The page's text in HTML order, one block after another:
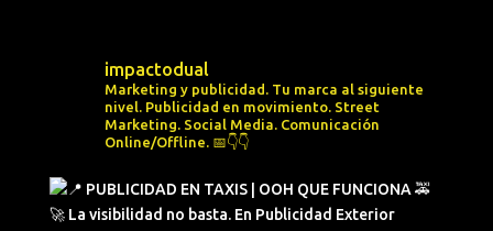
impactodual
Marketing y publicidad. Tu marca al siguiente
nivel. Publicidad en movimiento. Street
Marketing. Social Media. Comunicación
Online/Offline. 📅👇👇